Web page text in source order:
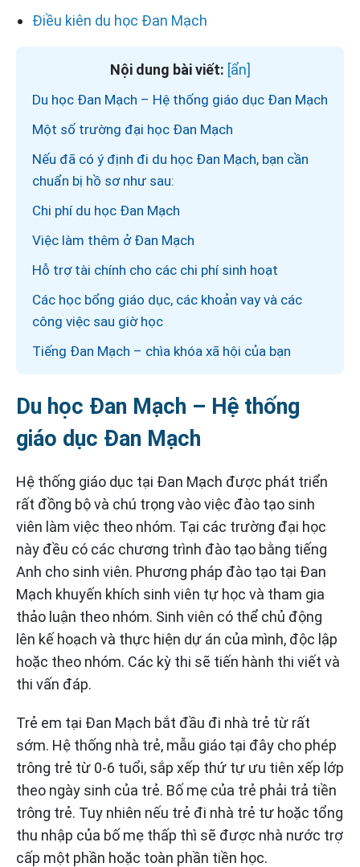
Điều kiên du học Đan Mạch
Nội dung bài viết:
Du học Đan Mạch – Hệ thống giáo dục Đan Mạch
Một số trường đại học Đan Mạch
Nếu đã có ý định đi du học Đan Mạch, bạn cần
chuẩn bị hồ sơ như sau:
Chi phí du học Đan Mạch
Việc làm thêm ở Đan Mạch
Hỗ trợ tài chính cho các chi phí sinh hoạt
Các học bổng giáo dục, các khoản vay và các
công việc sau giờ học
Tiếng Đan Mạch – chìa khóa xã hội của bạn
Du học Đan Mạch – Hệ thống
giáo dục Đan Mạch
Hệ thống giáo dục tại Đan Mạch được phát triển
rất đồng bộ và chú trọng vào việc đào tạo sinh
viên làm việc theo nhóm. Tại các trường đại học
này đều có các chương trình đào tạo bằng tiếng
Anh cho sinh viên. Phương pháp đào tạo tại Đan
Mạch khuyến khích sinh viên tự học và tham gia
thảo luận theo nhóm. Sinh viên có thể chủ động
lên kế hoạch và thực hiện dự án của mình, độc lập
hoặc theo nhóm. Các kỳ thi sẽ tiến hành thi viết và
thi vấn đáp.
Trẻ em tại Đan Mạch bắt đầu đi nhà trẻ từ rất
sớm. Hệ thống nhà trẻ, mẫu giáo tại đây cho phép
trông trẻ từ 0-6 tuổi, sắp xếp thứ tự ưu tiên xếp lớp
theo ngày sinh của trẻ. Bố mẹ của trẻ phải trả tiền
trông trẻ. Tuy nhiên nếu trẻ đi nhà trẻ tư hoặc tổng
thu nhập của bố mẹ thấp thì sẽ được nhà nước trợ
cấp một phần hoặc toàn phần tiền học.